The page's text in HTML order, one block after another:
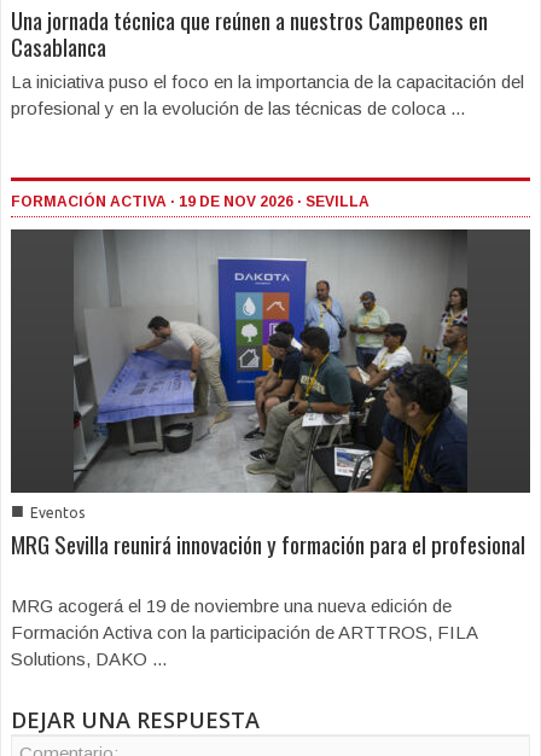
Una jornada técnica que reúnen a nuestros Campeones en
Casablanca
La iniciativa puso el foco en la importancia de la capacitación del
profesional y en la evolución de las técnicas de coloca ...
FORMACIÓN ACTIVA · 19 DE NOV 2026 · SEVILLA
■ Eventos
MRG Sevilla reunirá innovación y formación para el profesional
MRG acogerá el 19 de noviembre una nueva edición de
Formación Activa con la participación de ARTTROS, FILA
Solutions, DAKO ...
DEJAR UNA RESPUESTA